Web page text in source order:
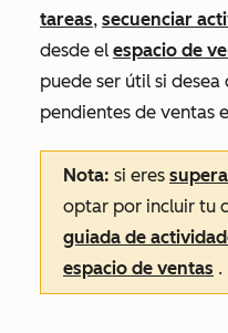
tareas, secuenciar
desde el espacio de
puede ser útil si
pendientes de ventas
Nota: si eres
optar por incluir tu
guiada de
espacio de ventas .